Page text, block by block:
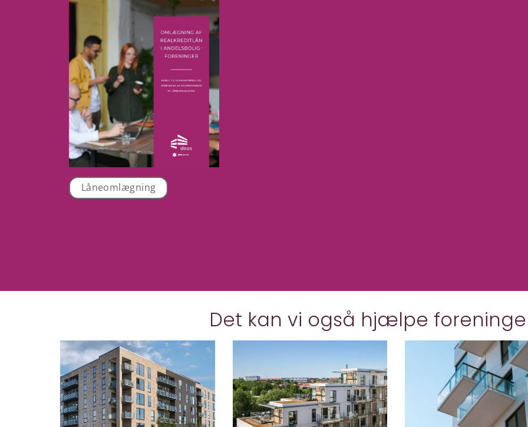
Låneomlægning
Det kan vi også hjælpe